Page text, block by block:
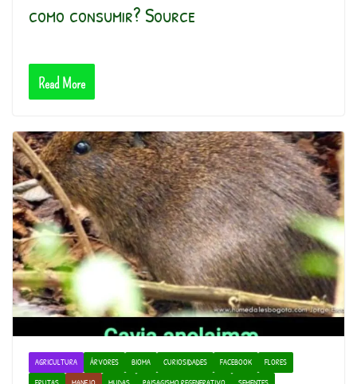
como consumir? Source
Read More
AGRICULTURA ÁRVORES BIOMA CURIOSIDADES FACEBOOK
FLORES